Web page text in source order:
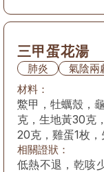
三甲蛋花湯
肺炎
氣陰兩
材料：
鱉甲，牡蠣殼，
克，生地黃30克
20克，雞蛋1枚，
甲1小時以上
相關證狀：
低熱不退，乾咳